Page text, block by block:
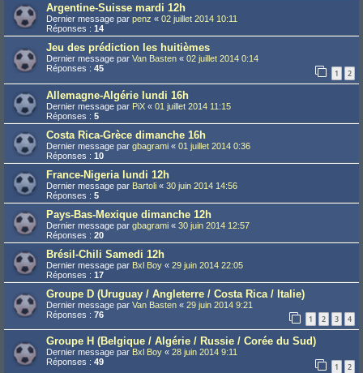
Argentine-Suisse mardi 12h
Dernier message par penz « 02 juillet 2014 10:11
Réponses : 14
Jeu des prédiction les huitièmes
Dernier message par Van Basten « 02 juillet 2014 0:14
Réponses : 45 1 2
Allemagne-Algérie lundi 16h
Dernier message par PiX « 01 juillet 2014 11:15
Réponses : 5
Costa Rica-Grèce dimanche 16h
Dernier message par gbagrami « 01 juillet 2014 0:36
Réponses : 10
France-Nigeria lundi 12h
Dernier message par Bartoli « 30 juin 2014 14:56
Réponses : 5
Pays-Bas-Mexique dimanche 12h
Dernier message par gbagrami « 30 juin 2014 12:57
Réponses : 20
Brésil-Chili Samedi 12h
Dernier message par Bxl Boy « 29 juin 2014 22:05
Réponses : 17
Groupe D (Uruguay / Angleterre / Costa Rica / Italie)
Dernier message par Van Basten « 29 juin 2014 9:21
Réponses : 76 1 2 3 4
Groupe H (Belgique / Algérie / Russie / Corée du Sud)
Dernier message par Bxl Boy « 28 juin 2014 9:11
Réponses : 49 1 2